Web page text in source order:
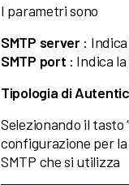
I parametri sono
SMTP server: Indica
SMTP port : Indica
Tipologia di
Selezionando il tasto
configurazione per
SMTP che si utilizza